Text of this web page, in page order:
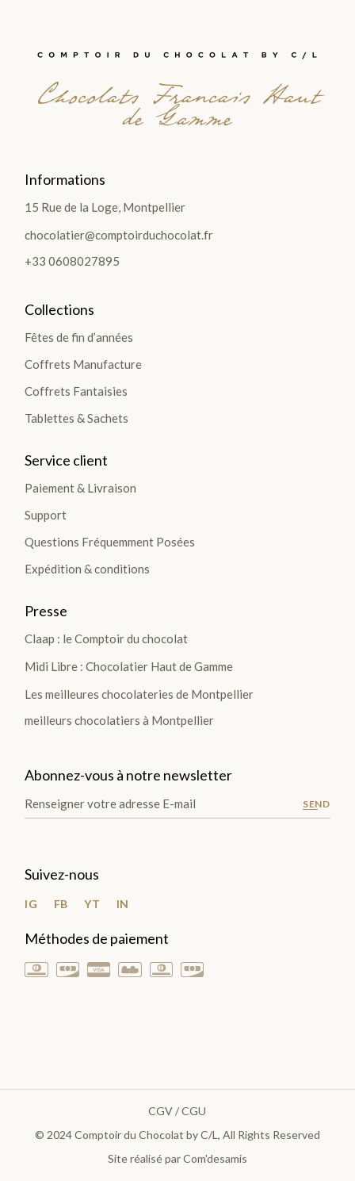
Chocolats Francais Haut
de Gamme
Informations
15 Rue de la Loge, Montpellier
chocolatier@comptoirduchocolat.fr
+33 0608027895
Collections
Fêtes de fin d’années
Coffrets Manufacture
Coffrets Fantaisies
Tablettes & Sachets
Service client
Paiement & Livraison
Support
Questions Fréquemment Posées
Expédition & conditions
Presse
Claap : le Comptoir du chocolat
Midi Libre : Chocolatier Haut de Gamme
Les meilleures chocolateries de Montpellier
meilleurs chocolatiers à Montpellier
Abonnez-vous à notre newsletter
SEND
Suivez-nous
IG FB YT IN
Méthodes de paiement
CGV / CGU
© 2024Comptoir du Chocolat by C/L , All Rights Reserved
Site réalisé par Com'desamis